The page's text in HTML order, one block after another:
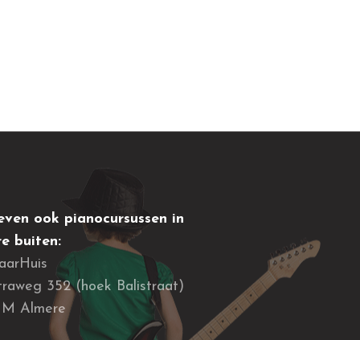
ook pianocursussen in
buiten:
352 (hoek Balistraat)
Almere